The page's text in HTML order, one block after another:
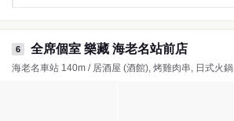
6 全席個室 樂藏 海老名站前店
海老名車站 140m / 居酒屋 (酒館), 烤雞肉串, 日式火鍋